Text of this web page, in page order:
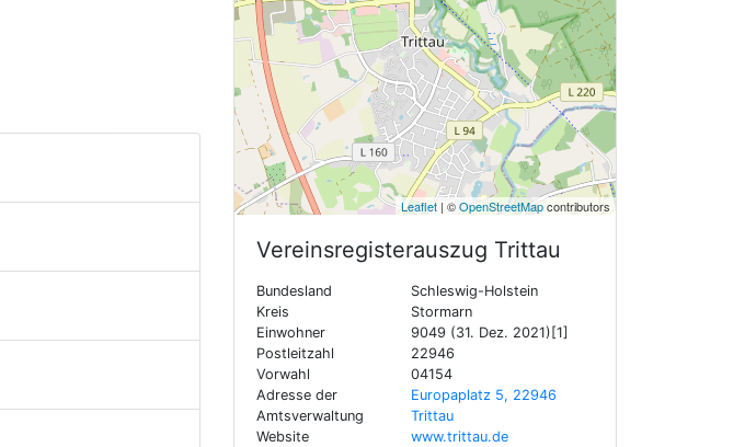
Leaflet | ©OpenStreetMapcontributors
Vereinsregisterauszug Trittau
Bundesland
Schleswig-Holstein
Kreis
Stormarn
Einwohner
9049 (31. Dez. 2021)[1]
Postleitzahl
22946
Vorwahl
04154
Adresse der
Amtsverwaltung
Europaplatz 5, 22946
Trittau
Website
www.trittau.de